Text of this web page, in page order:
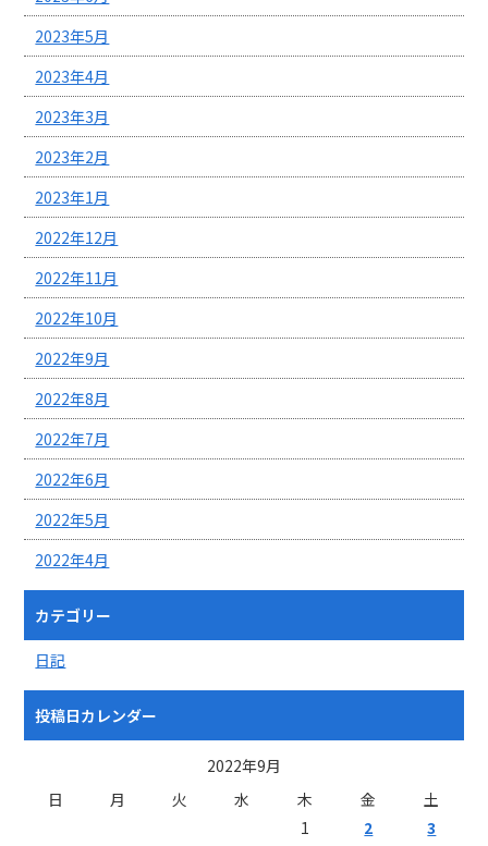
2023年5月
2023年4月
2023年3月
2023年2月
2023年1月
2022年12月
2022年11月
2022年10月
2022年9月
2022年8月
2022年7月
2022年6月
2022年5月
2022年4月
カテゴリー
日記
投稿日カレンダー
2022年9月
日
月 火 水 木 金
土
1
2
3